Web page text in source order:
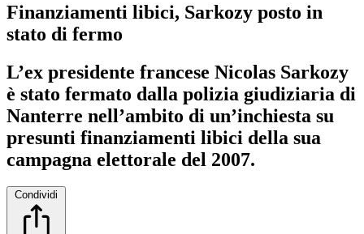
Finanziamenti libici, Sarkozy posto in
stato di fermo
L’ex presidente francese Nicolas Sarkozy
è stato fermato dalla polizia giudiziaria di
Nanterre nell’ambito di un’inchiesta su
presunti finanziamenti libici della sua
campagna elettorale del 2007.
Condividi